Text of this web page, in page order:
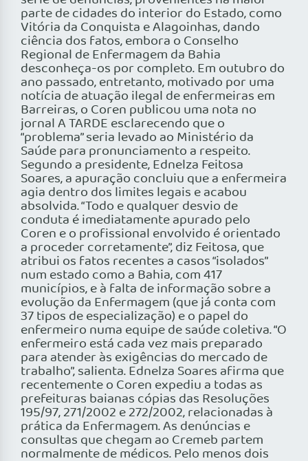
parte de cidades do interior do Estado, como
Vitória da Conquista e Alagoinhas, dando
ciência dos fatos, embora o Conselho
Regional de Enfermagem da Bahia
desconheça-os por completo. Em outubro do
ano passado, entretanto, motivado por uma
notícia de atuação ilegal de enfermeiras em
Barreiras, o Coren publicou uma nota no
jornal A TARDE esclarecendo que o
“problema” seria levado ao Ministério da
Saúde para pronunciamento a respeito.
Segundo a presidente, Ednelza Feitosa
Soares, a apuração concluiu que a enfermeira
agia dentro dos limites legais e acabou
absolvida. “Todo e qualquer desvio de
conduta é imediatamente apurado pelo
Coren e o profissional envolvido é orientado
a proceder corretamente”, diz Feitosa, que
atribui os fatos recentes a casos “isolados”
num estado como a Bahia, com 417
municípios, e à falta de informação sobre a
evolução da Enfermagem (que já conta com
37 tipos de especialização) e o papel do
enfermeiro numa equipe de saúde coletiva. “O
enfermeiro está cada vez mais preparado
para atender às exigências do mercado de
trabalho”, salienta. Ednelza Soares afirma que
recentemente o Coren expediu a todas as
prefeituras baianas cópias das Resoluções
195/97, 271/2002 e 272/2002, relacionadas à
prática da Enfermagem. As denúncias e
consultas que chegam ao Cremeb partem
normalmente de médicos. Pelo menos dois